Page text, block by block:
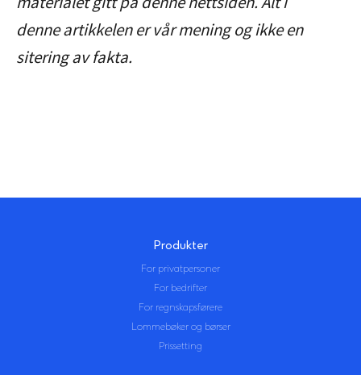
denne artikkelen er vår mening og ikke en
sitering av fakta.
Produkter
For privatpersoner
For bedrifter
For regnskapsførere
Lommebøker og børser
Prissetting